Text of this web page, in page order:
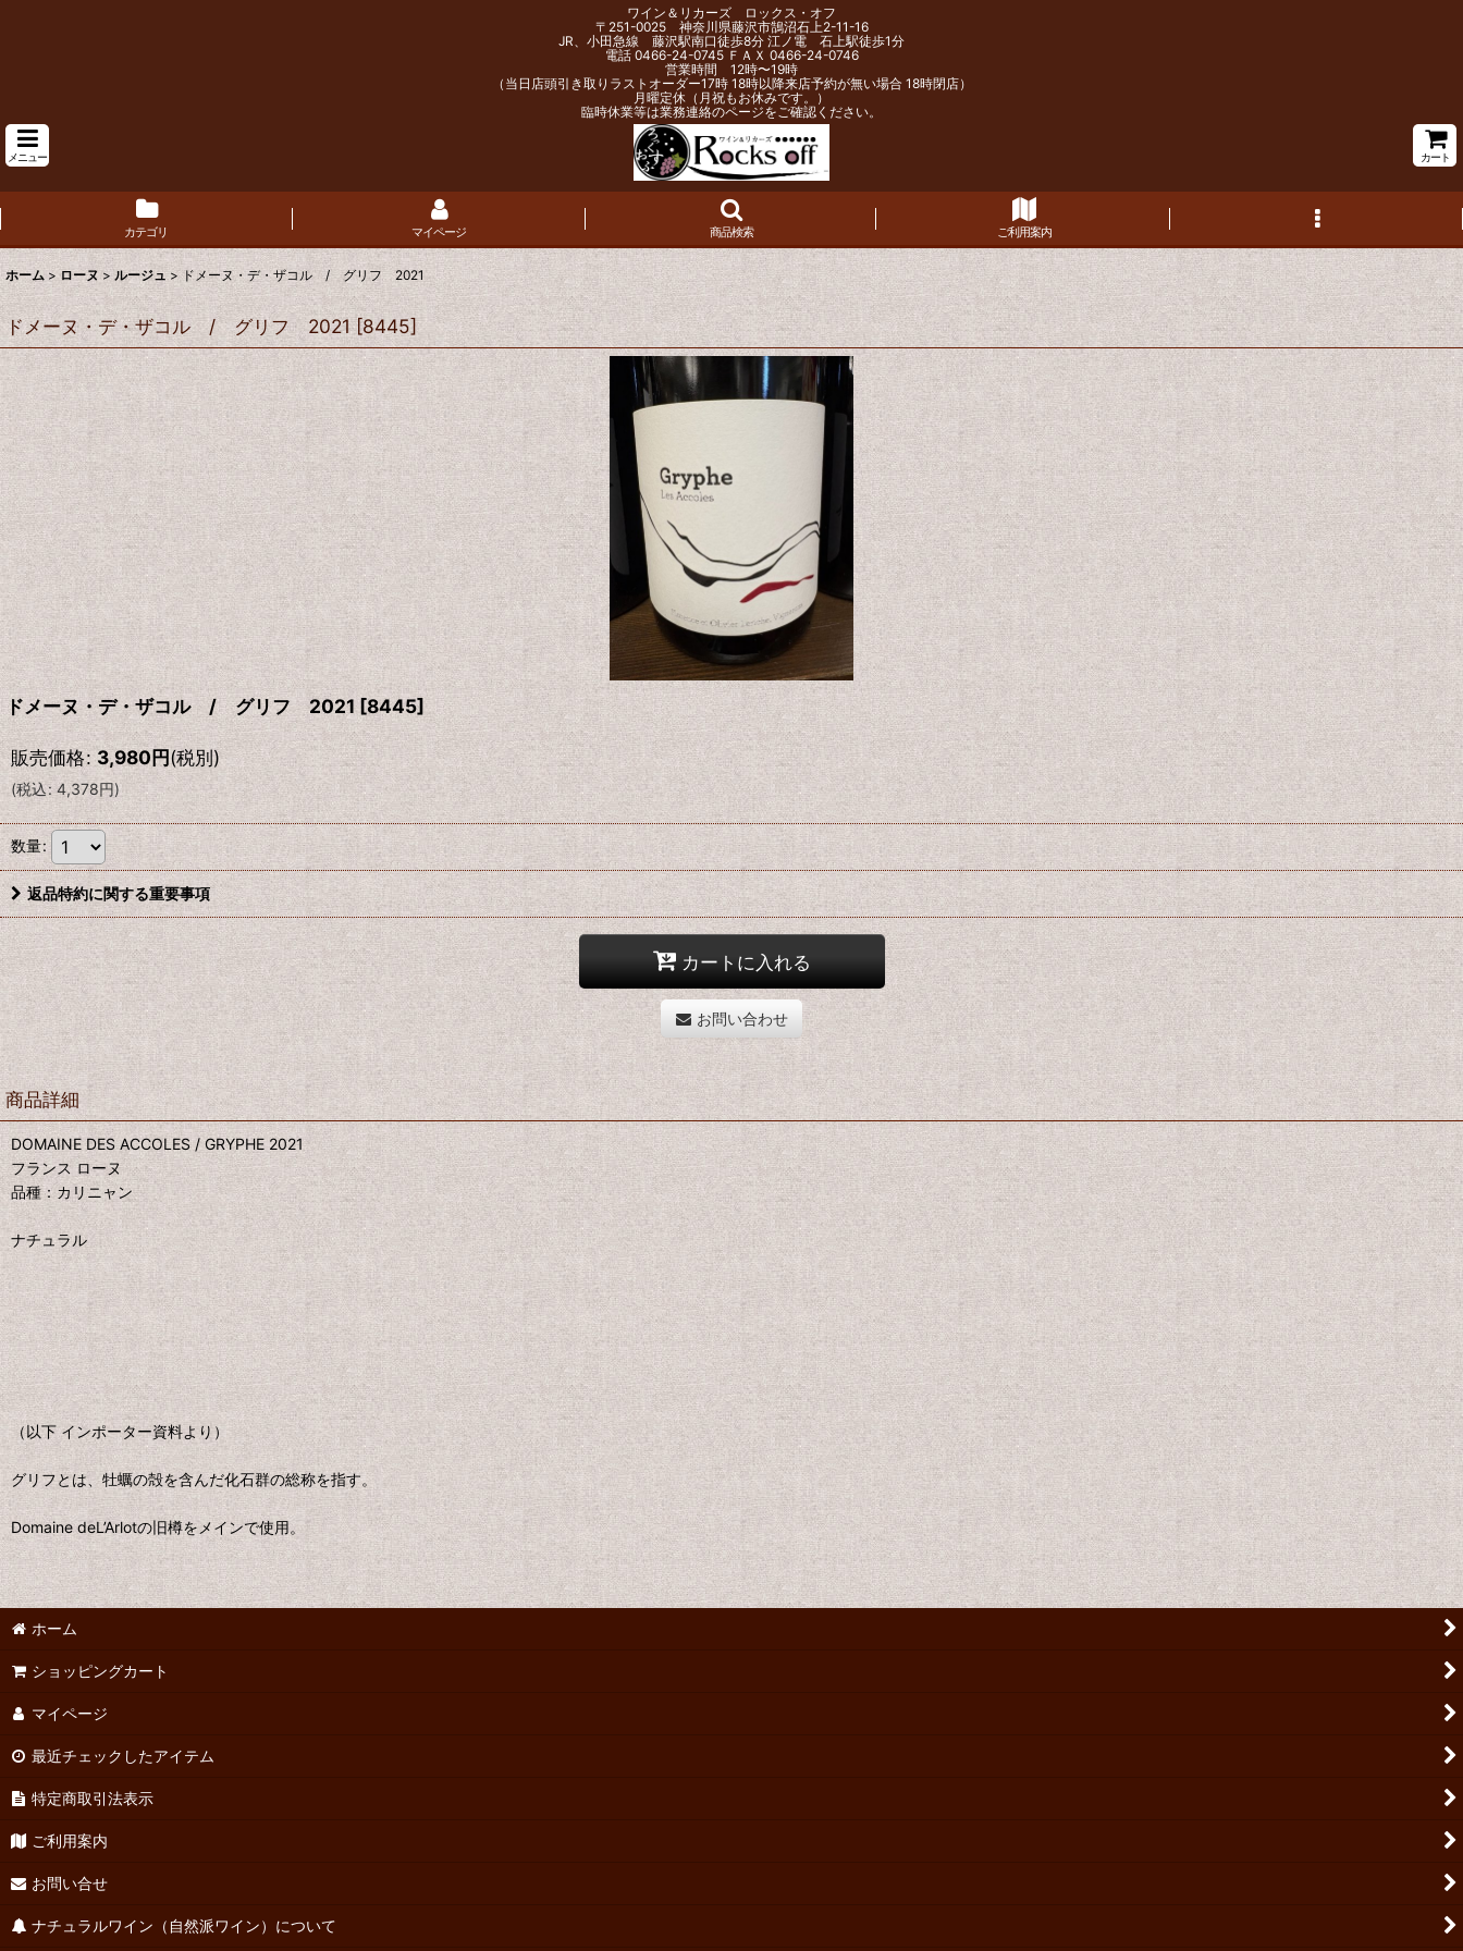
ワイン＆リカーズ ロックス・オフ
〒251-0025 神奈川県藤沢市鵠沼石上2-11-16
JR、小田急線 藤沢駅南口徒歩8分 江ノ電 石上駅徒歩1分
電話 0466-24-0745 ＦＡＸ 0466-24-0746
営業時間 12時〜19時
（当日店頭引き取りラストオーダー17時 18時以降来店予約が無い場合 18時閉店）
月曜定休（月祝もお休みです。）
臨時休業等は業務連絡のページをご確認ください。
メニュー カート
カテゴリ マイページ 商品検索 ご利用案内
ホーム > ローヌ > ルージュ > ドメーヌ・デ・ザコル / グリフ 2021
ドメーヌ・デ・ザコル / グリフ 2021 [8445]
ドメーヌ・デ・ザコル / グリフ 2021 [8445]
販売価格: 3,980円(税別)
(税込: 4,378円)
数量:
返品特約に関する重要事項
カートに入れる
お問い合わせ
商品詳細
DOMAINE DES ACCOLES / GRYPHE 2021
フランス ローヌ
品種：カリニャン
ナチュラル
（以下 インポーター資料より）
グリフとは、牡蠣の殻を含んだ化石群の総称を指す。
Domaine deL’Arlotの旧樽をメインで使用。
ホーム
ショッピングカート
マイページ
最近チェックしたアイテム
特定商取引法表示
ご利用案内
お問い合せ
ナチュラルワイン（自然派ワイン）について